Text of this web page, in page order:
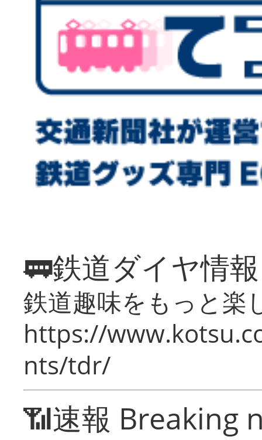
🚃鉄道ダイヤ情
鉄道趣味をもっと楽
https://
nts/tdr/
📶速報 Breaking